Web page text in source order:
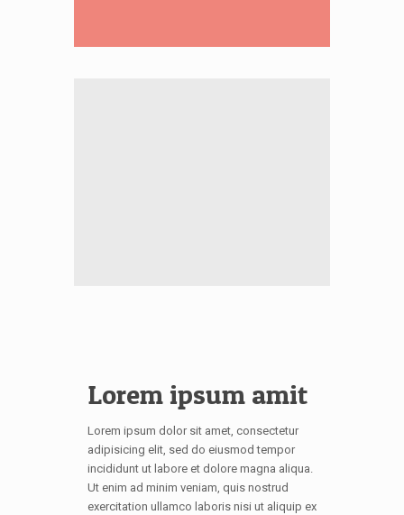
Lorem ipsum amit
Lorem ipsum dolor sit amet, consectetur
adipisicing elit, sed do eiusmod tempor
incididunt ut labore et dolore magna aliqua.
Ut enim ad minim veniam, quis nostrud
exercitation ullamco laboris nisi ut aliquip ex